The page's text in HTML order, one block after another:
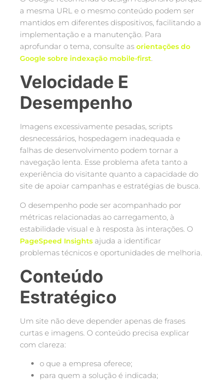
a mesma URL e o mesmo conteúdo podem ser
mantidos em diferentes dispositivos, facilitando a
implementação e a manutenção. Para
aprofundar o tema, consulte as orientações do
Google sobre indexação mobile-first.
Velocidade E
Desempenho
Imagens excessivamente pesadas, scripts
desnecessários, hospedagem inadequada e
falhas de desenvolvimento podem tornar a
navegação lenta. Esse problema afeta tanto a
experiência do visitante quanto a capacidade do
site de apoiar campanhas e estratégias de busca.
O desempenho pode ser acompanhado por
métricas relacionadas ao carregamento, à
estabilidade visual e à resposta às interações. O
PageSpeed Insights ajuda a identificar
problemas técnicos e oportunidades de melhoria.
Conteúdo
Estratégico
Um site não deve depender apenas de frases
curtas e imagens. O conteúdo precisa explicar
com clareza:
o que a empresa oferece;
para quem a solução é indicada;